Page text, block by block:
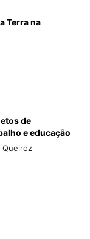
Terra na
de
e educação
Queiroz